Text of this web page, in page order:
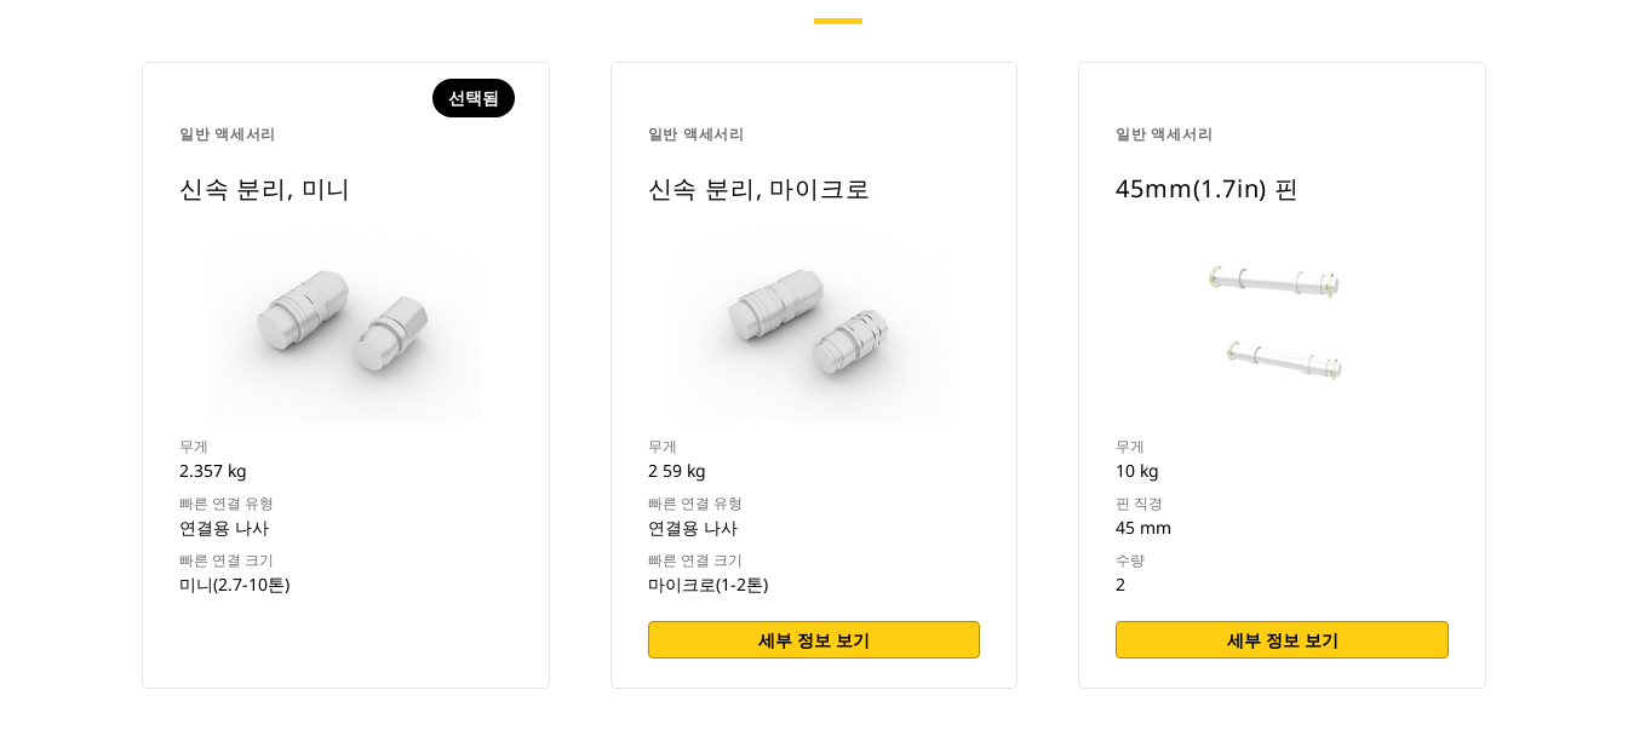
일반 액세서리
선택됨
신속 분리, 미니
무게
2.357 kg
빠른 연결 유형
연결용 나사
빠른 연결 크기
미니(2.7-10톤)
일반 액세서리
신속 분리, 마이크로
무게
2 59 kg
빠른 연결 유형
연결용 나사
빠른 연결 크기
마이크로(1-2톤)
세부 정보 보기
일반 액세서리
45mm(1.7in) 핀
무게
10 kg
핀 직경
45 mm
수량
2
세부 정보 보기